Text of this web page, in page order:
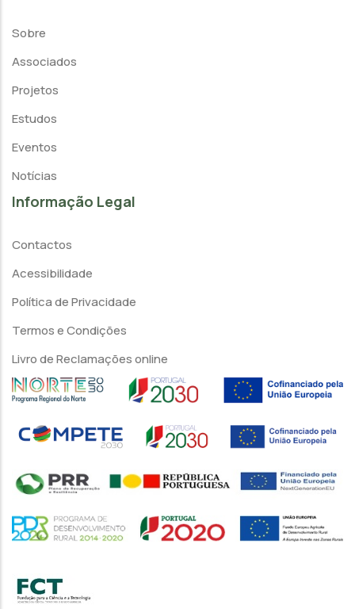
Sobre
Associados
Projetos
Estudos
Eventos
Notícias
Informação Legal
Contactos
Acessibilidade
Política de Privacidade
Termos e Condições
Livro de Reclamações online